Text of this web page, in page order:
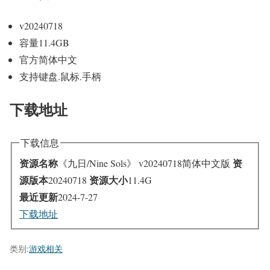
v20240718
容量11.4GB
官方简体中文
支持键盘.鼠标.手柄
下载地址
下载信息
资源名称 《九日/Nine Sols》 v20240718简体中文版 资
源版本20240718 资源大小11.4G
最近更新2024-7-27
下载地址
类别:游戏相关